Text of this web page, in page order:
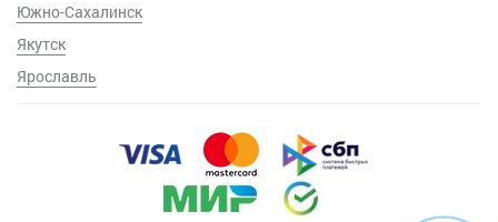
Южно-Сахалинск
Якутск
Ярославль